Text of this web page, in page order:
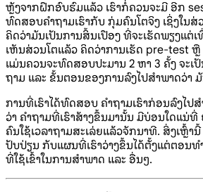
ຫຼັງຈາກຝຶກອົບຮົມແລ້ວ ເຮົາກໍ່ຄວນຈະມີ ອີກ
ທົດສອບຄໍາຖາມເຮົາກັບ ກຸ່ມຄົນໂຕຈິງ ເຊິ່ງໃນສ່
ຄິດວ່າມັນເປັນການສິ້ນເປືອງ ທີ່ຈະເຮັດພຽງແຕ່
ເຫັນສ່ວນໂຕແລ້ວ ຄິດວ່າການເຮັດ pre-test
ແມ່ນຄວນຈະທົດສອບປະມານ 2 ຫາ 3 ຄັ້ງ ຈະ
ຖາມ ແລະ ຂັ້ນຕອນຂອງການລົງໄປສໍາພາດວ່າ
ການທີ່ເຮົາໄດ້ທົດສອບ ຄໍາຖາມເຮົາກ່ອນລົງໄປ
ວ່າ ຄໍາຖາມທີ່ເຮົາສ້າງຂຶ້ນມານັ້ນ ມີບ່ອນໃດແນ່ທີ່
ຄົນໃຊ້ເວລາຖາມສະເລ່ຍແລ້ວຈັກນາທີ. ສິ່ງເຫຼົ້ານີ້
ປັບປ່ຽນ ກັບແຜນທີ່ເຮົາວ່າງຂຶ້ນໄດ້ຕັ້ງແຕ່ຕອນທໍ
ທີ່ໃຊ້ເຂົ້າໃນການສໍາພາດ ແລະ ອື່ນໆ.